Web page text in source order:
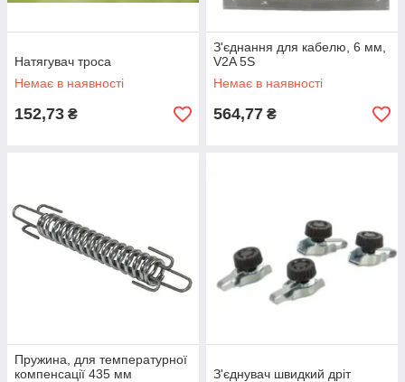
Натягувач троса
Немає в наявності
152,73 ₴
З'єднання для кабелю, 6 мм,
V2A 5S
Немає в наявності
564,77 ₴
Пружина, для температурної
компенсації 435 мм
З'єднувач швидкий дріт